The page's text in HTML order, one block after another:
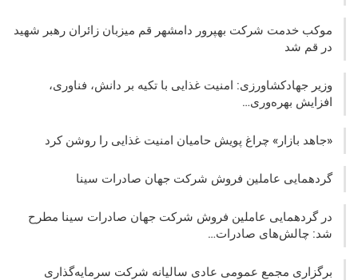
موکب خدمت شرکت بهپرور دامشهر قم میزبان زائران رهبر شهید
در قم شد
وزیر جهادکشاورزی: امنیت غذایی با تکیه بر دانش، فناوری،
افزایش بهره‌وری…
«جاهد بازار» چراغ پویش حامیان امنیت غذایی را روشن کرد
گردهمایی عاملین فروش شرکت جهان صادرات سینا
در گردهمایی عاملین فروش شرکت جهان صادرات سینا مطرح
شد: چالش‌های صادرات…
برگزاری مجمع عمومی عادی سالیانه شرکت سرمایه‌گذاری